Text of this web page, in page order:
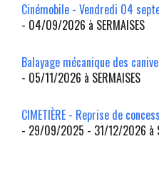
Cinémobile - Vendredi 04
- 04/09/2026 à SERMAISES
Balayage mécanique des
- 05/11/2026 à SERMAISES
CIMETIÈRE - Reprise de
- 29/09/2025 - 31/12/2026 à